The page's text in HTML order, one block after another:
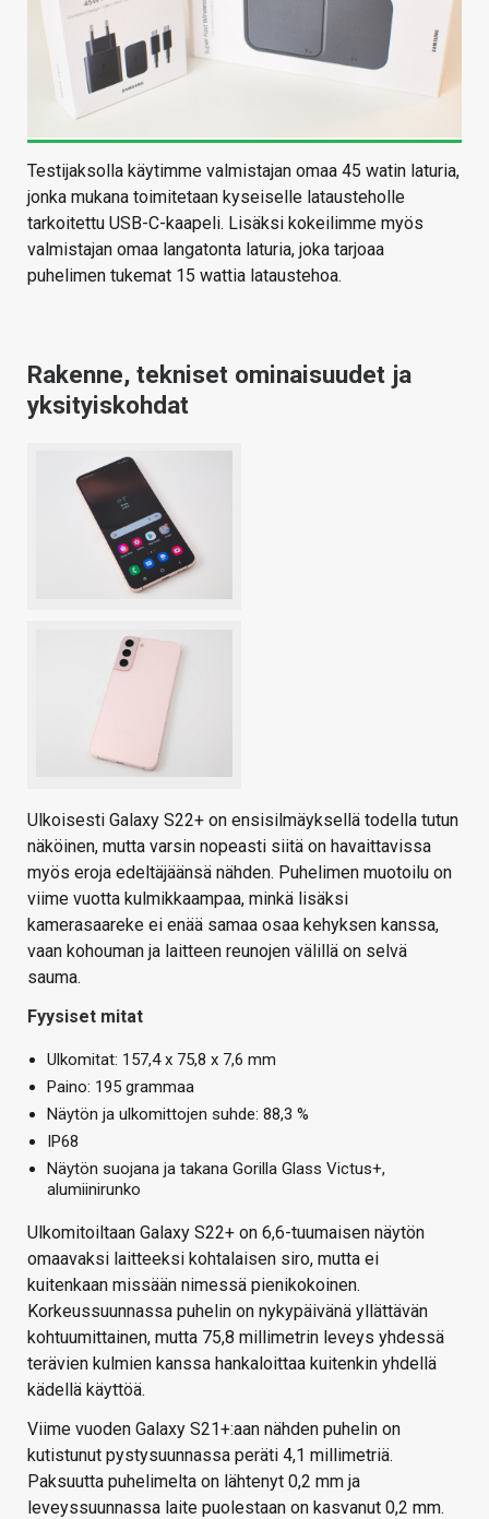
Testijaksolla käytimme valmistajan omaa 45 watin laturia,
jonka mukana toimitetaan kyseiselle latausteholle
tarkoitettu USB-C-kaapeli. Lisäksi kokeilimme myös
valmistajan omaa langatonta laturia, joka tarjoaa
puhelimen tukemat 15 wattia lataustehoa.
Rakenne, tekniset ominaisuudet ja
yksityiskohdat
Ulkoisesti Galaxy S22+ on ensisilmäyksellä todella tutun
näköinen, mutta varsin nopeasti siitä on havaittavissa
myös eroja edeltäjäänsä nähden. Puhelimen muotoilu on
viime vuotta kulmikkaampaa, minkä lisäksi
kamerasaareke ei enää samaa osaa kehyksen kanssa,
vaan kohouman ja laitteen reunojen välillä on selvä
sauma.
Fyysiset mitat
Ulkomitat: 157,4 x 75,8 x 7,6 mm
Paino: 195 grammaa
Näytön ja ulkomittojen suhde: 88,3 %
IP68
Näytön suojana ja takana Gorilla Glass Victus+,
alumiinirunko
Ulkomitoiltaan Galaxy S22+ on 6,6-tuumaisen näytön
omaavaksi laitteeksi kohtalaisen siro, mutta ei
kuitenkaan missään nimessä pienikokoinen.
Korkeussuunnassa puhelin on nykypäivänä yllättävän
kohtuumittainen, mutta 75,8 millimetrin leveys yhdessä
terävien kulmien kanssa hankaloittaa kuitenkin yhdellä
kädellä käyttöä.
Viime vuoden Galaxy S21+:aan nähden puhelin on
kutistunut pystysuunnassa peräti 4,1 millimetriä.
Paksuutta puhelimelta on lähtenyt 0,2 mm ja
leveyssuunnassa laite puolestaan on kasvanut 0,2 mm.